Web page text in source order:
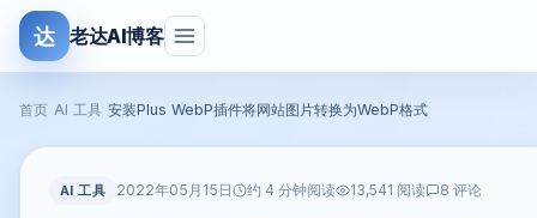
达 老达AI博客
首页 AI 工具 安装Plus WebP插件将网站图片转换为WebP格式
AI 工具 2022年05月15日 约 4 分钟阅读 13,541 阅读 8 评论